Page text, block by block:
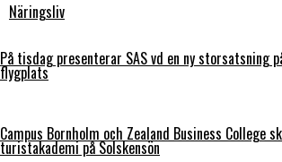
Näringsliv
På tisdag presenterar SAS vd en ny storsatsning
flygplats
Campus Bornholm och Zealand Business College
turistakademi på Solskensön